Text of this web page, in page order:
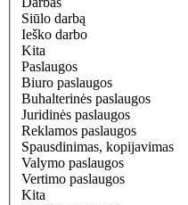
Siūlo darbą
Ieško darbo
Kita
Paslaugos
Biuro paslaugos
Buhalterinės paslaugos
Juridinės paslaugos
Reklamos paslaugos
Spausdinimas, kopijavimas
Valymo paslaugos
Vertimo paslaugos
Kita